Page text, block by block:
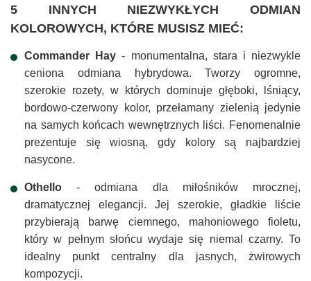
5 INNYCH NIEZWYKŁYCH ODMIAN
KOLOROWYCH, KTÓRE MUSISZ MIEĆ:
Commander Hay - monumentalna, stara i niezwykle
ceniona odmiana hybrydowa. Tworzy ogromne,
szerokie rozety, w których dominuje głęboki, lśniący,
bordowo-czerwony kolor, przełamany zielenią jedynie
na samych końcach wewnętrznych liści. Fenomenalnie
prezentuje się wiosną, gdy kolory są najbardziej
nasycone.
Othello - odmiana dla miłośników mrocznej,
dramatycznej elegancji. Jej szerokie, gładkie liście
przybierają barwę ciemnego, mahoniowego fioletu,
który w pełnym słońcu wydaje się niemal czarny. To
idealny punkt centralny dla jasnych, żwirowych
kompozycji.